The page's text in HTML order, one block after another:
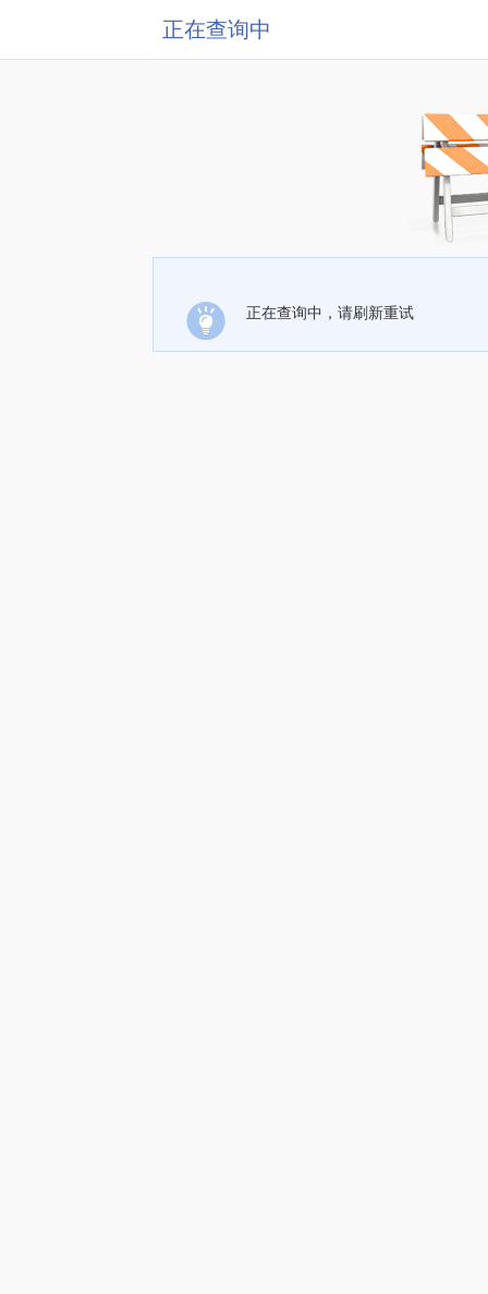
正在查询中
正在查询中，请刷新重试